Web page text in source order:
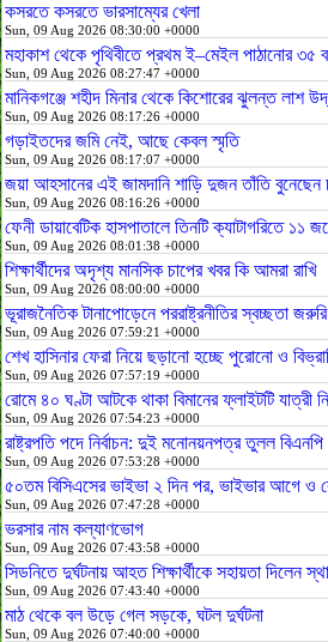
কসরতে কসরতে ভারসাম্যের খেলা
Sun, 09 Aug 2026 08:30:00 +0000
মহাকাশ থেকে পৃথিবীতে প্রথম ই–মেইল পাঠানোর
Sun, 09 Aug 2026 08:27:47 +0000
মানিকগঞ্জে শহীদ মিনার থেকে কিশোরের ঝুলন্ত লাশ
Sun, 09 Aug 2026 08:17:26 +0000
গড়াইতদের জমি নেই, আছে কেবল স্মৃতি
Sun, 09 Aug 2026 08:17:07 +0000
জয়া আহসানের এই জামদানি শাড়ি দুজন তাঁতি বুনেছেন
Sun, 09 Aug 2026 08:16:26 +0000
ফেনী ডায়াবেটিক হাসপাতালে তিনটি ক্যাটাগরিতে ১১
Sun, 09 Aug 2026 08:01:38 +0000
শিক্ষার্থীদের অদৃশ্য মানসিক চাপের খবর কি আমরা রাখি
Sun, 09 Aug 2026 08:00:00 +0000
ভূরাজনৈতিক টানাপোড়েনে পররাষ্ট্রনীতির স্বচ্ছতা জরুরি
Sun, 09 Aug 2026 07:59:21 +0000
শেখ হাসিনার ফেরা নিয়ে ছড়ানো হচ্ছে পুরোনো ও
Sun, 09 Aug 2026 07:57:19 +0000
রোমে ৪০ ঘণ্টা আটকে থাকা বিমানের ফ্লাইটটি যাত্রী
Sun, 09 Aug 2026 07:54:23 +0000
রাষ্ট্রপতি পদে নির্বাচন: দুই মনোনয়নপত্র তুলল বিএনপি
Sun, 09 Aug 2026 07:53:28 +0000
৫০তম বিসিএসের ভাইভা ২ দিন পর, ভাইভার আগে ও
Sun, 09 Aug 2026 07:47:28 +0000
ভরসার নাম কল্যাণভোগ
Sun, 09 Aug 2026 07:43:58 +0000
সিডনিতে দুর্ঘটনায় আহত শিক্ষার্থীকে সহায়তা দিলেন
Sun, 09 Aug 2026 07:43:40 +0000
মাঠ থেকে বল উড়ে গেল সড়কে, ঘটল দুর্ঘটনা
Sun, 09 Aug 2026 07:40:00 +0000